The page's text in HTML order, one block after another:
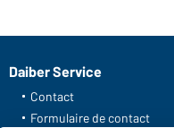
Daiber Service
Contact
Formulaire de contact